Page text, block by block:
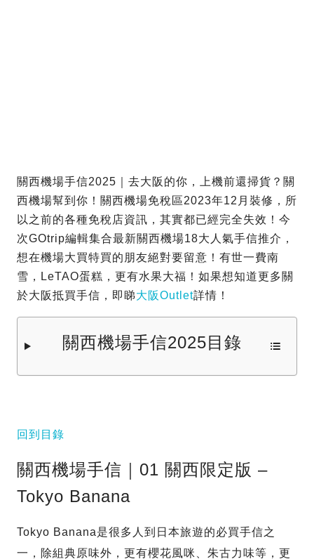
關西機場手信2025｜去大阪的你，上機前還掃貨？關
西機場幫到你！關西機場免稅區2023年12月裝修，所
以之前的各種免稅店資訊，其實都已經完全失效！今
次GOtrip編輯集合最新關西機場18大人氣手信推介，
想在機場大買特買的朋友絕對要留意！有世一費南
雪，LeTAO蛋糕，更有水果大福！如果想知道更多關
於大阪抵買手信，即睇大阪Outlet詳情！
關西機場手信2025目錄
回到目錄
關西機場手信｜01 關西限定版 –
Tokyo Banana
Tokyo Banana是很多人到日本旅遊的必買手信之
一，除組典原味外，更有櫻花風咪、朱古力味等，更